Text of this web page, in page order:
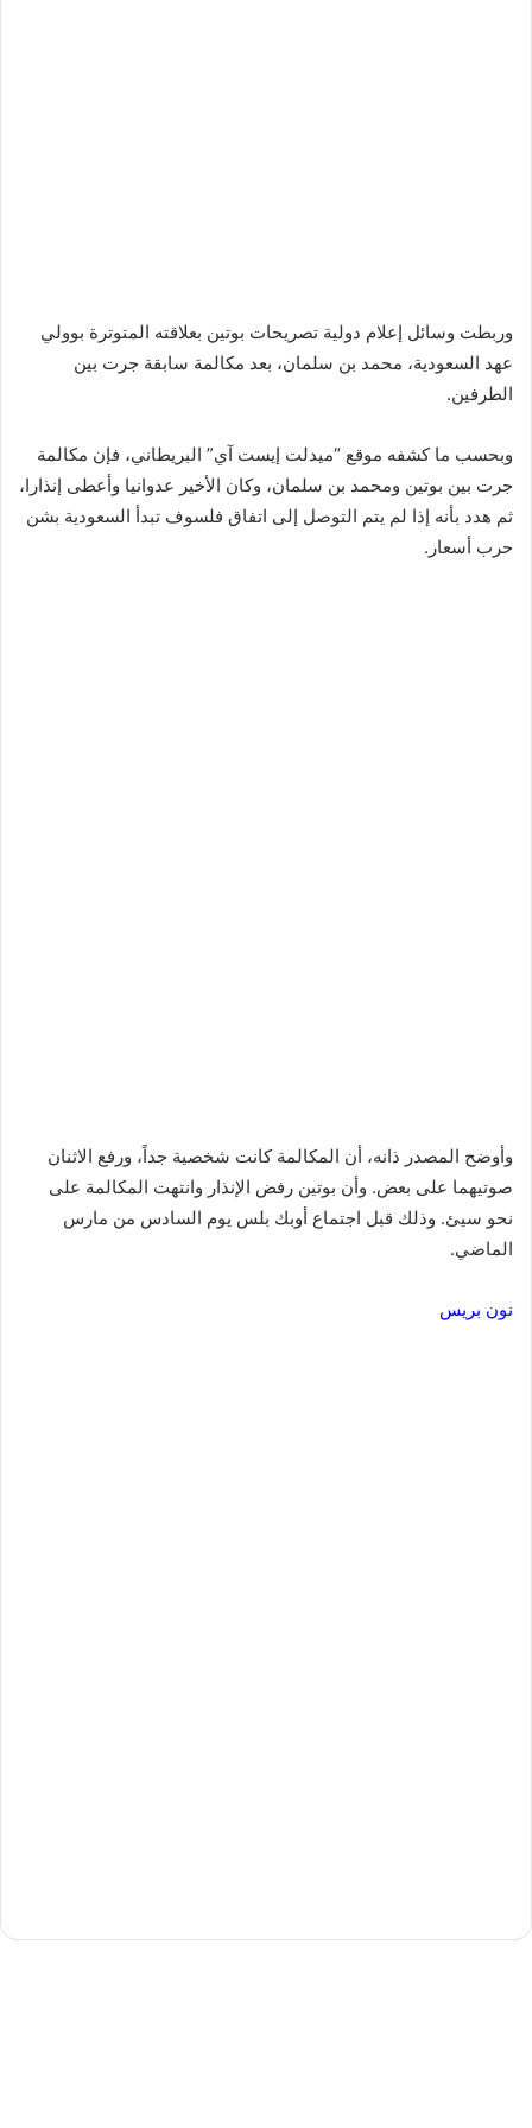
وربطت وسائل إعلام دولية تصريحات بوتين بعلاقته المتوترة بوولي
عهد السعودية، محمد بن سلمان، بعد مكالمة سابقة جرت بين
الطرفين.
وبحسب ما كشفه موقع “ميدلت إيست آي” البريطاني، فإن مكالمة
جرت بين بوتين ومحمد بن سلمان، وكان الأخير عدوانيا وأعطى إنذارا،
ثم هدد بأنه إذا لم يتم التوصل إلى اتفاق فلسوف تبدأ السعودية بشن
حرب أسعار.
وأوضح المصدر ذانه، أن المكالمة كانت شخصية جداً، ورفع الاثنان
صوتيهما على بعض. وأن بوتين رفض الإنذار وانتهت المكالمة على
نحو سيئ. وذلك قبل اجتماع أوبك بلس يوم السادس من مارس
الماضي.
نون بريس